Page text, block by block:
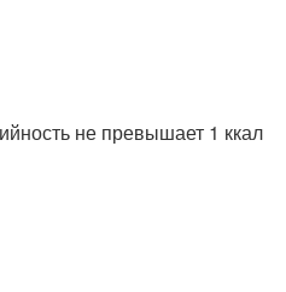
не превышает 1 ккал